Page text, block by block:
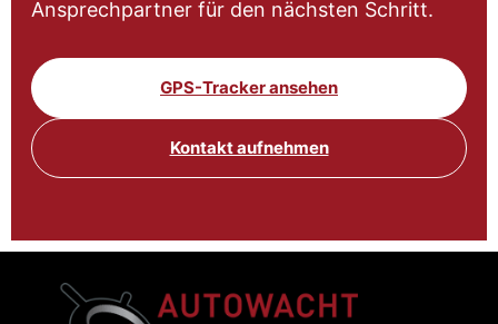
Ansprechpartner für den nächsten Schritt.
GPS-Tracker ansehen
Kontakt aufnehmen